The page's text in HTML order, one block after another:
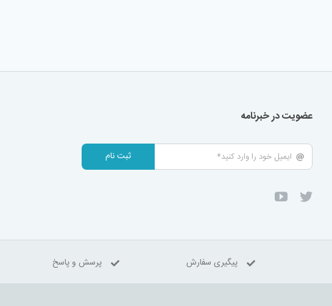
عضویت در خبرنامه
ثبت نام
پیگیری سفارش پرسش و پاسخ